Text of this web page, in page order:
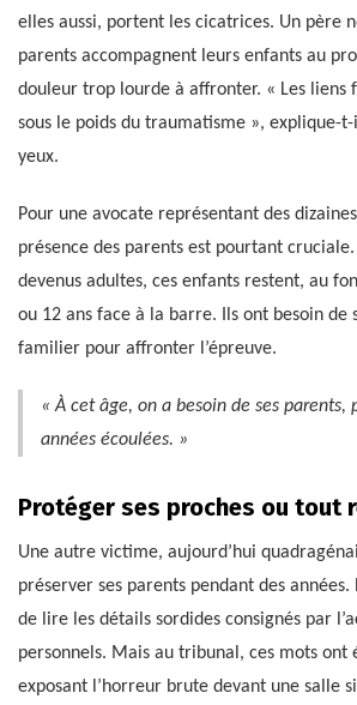
elles aussi, portent les cicatrices. Un père
parents accompagnent leurs enfants au
douleur trop lourde à affronter. « Les liens
sous le poids du traumatisme », explique-
yeux.
Pour une avocate représentant des
présence des parents est pourtant
devenus adultes, ces enfants restent, au
ou 12 ans face à la barre. Ils ont besoin de
familier pour affronter l’épreuve.
« À cet âge, on a besoin de ses parents,
années écoulées. »
Protéger ses proches ou tout
Une autre victime, aujourd’hui
préserver ses parents pendant des
de lire les détails sordides consignés par
personnels. Mais au tribunal, ces mots ont
exposant l’horreur brute devant une salle